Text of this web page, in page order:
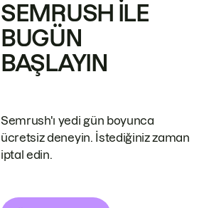
SEMRUSH ILE
BUGÜN
BAŞLAYIN
Semrush'ı yedi gün boyunca
ücretsiz deneyin. İstediğiniz zaman
iptal edin.